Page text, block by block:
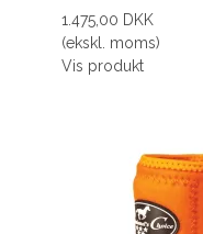
1.475,00 DKK
(ekskl. moms)
Vis produkt